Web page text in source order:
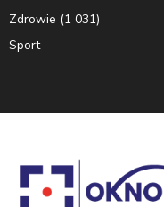
Zdrowie (1 031)
Sport